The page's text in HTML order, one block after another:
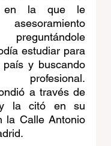
en la que le
preguntándole
estudiar para
y buscando
profesional.
a través de
la citó en su
la Calle Antonio